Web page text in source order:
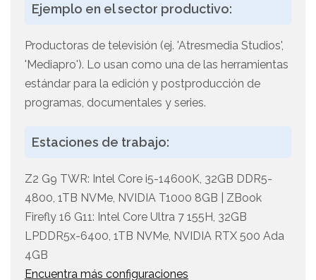
Ejemplo en el sector productivo:
Productoras de televisión (ej. 'Atresmedia Studios',
'Mediapro'). Lo usan como una de las herramientas
estándar para la edición y postproducción de
programas, documentales y series.
Estaciones de trabajo:
Z2 G9 TWR: Intel Core i5-14600K, 32GB DDR5-
4800, 1TB NVMe, NVIDIA T1000 8GB | ZBook
Firefly 16 G11: Intel Core Ultra 7 155H, 32GB
LPDDR5x-6400, 1TB NVMe, NVIDIA RTX 500 Ada
4GB
Encuentra más configuraciones